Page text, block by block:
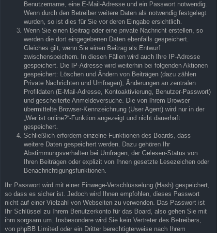
Benutzername, eine E-Mail-Adresse und ein Passwort notwendig.
Wenn durch den Betreiber weitere Daten als notwendig festgelegt
wurden, so ist dies für Sie vor deren Eingabe ersichtlich.
Wenn Sie einen Beitrag oder eine private Nachricht erstellen, so
werden die dort eingegebenen Daten ebenfalls gespeichert.
Gleiches gilt, wenn Sie einen Beitrag als Entwurf
zwischenspeichern. In diesen Fällen wird auch Ihre IP-Adresse
gespeichert. Die IP-Adresse wird weiterhin bei folgenden Aktionen
gespeichert: Löschen und Ändern von Beiträgen (dazu zählen
Private Nachrichten und Umfragen), Änderungen an zentralen
Profildaten (E-Mail-Adresse, Kontoaktivierung, Benutzer-Passwort)
und gescheiterte Anmeldeversuche. Die von Ihrem Browser
übermittelte Browser-Kennzeichnung (User Agent) wird nur in der
„Wer ist online?“-Funktion angezeigt und nicht dauerhaft
gespeichert.
Schließlich erfordern einzelne Funktionen des Boards, dass
weitere Daten gespeichert werden. Dazu gehören Ihr
Abstimmungsverhalten bei Umfragen, der Gelesen-Status von
Ihren Beiträgen oder explizit von Ihnen gesetzte Lesezeichen oder
Benachrichtigungsfunktionen.
Ihr Passwort wird mit einer Einwege-Verschlüsselung (Hash) gespeichert,
so dass es sicher ist. Jedoch wird Ihnen empfohlen, dieses Passwort
nicht auf einer Vielzahl von Webseiten zu verwenden. Das Passwort ist
Ihr Schlüssel zu Ihrem Benutzerkonto für das Board, also gehen Sie mit
ihm sorgsam um. Insbesondere wird Sie kein Vertreter des Betreibers,
von phpBB Limited oder ein Dritter berechtigterweise nach Ihrem